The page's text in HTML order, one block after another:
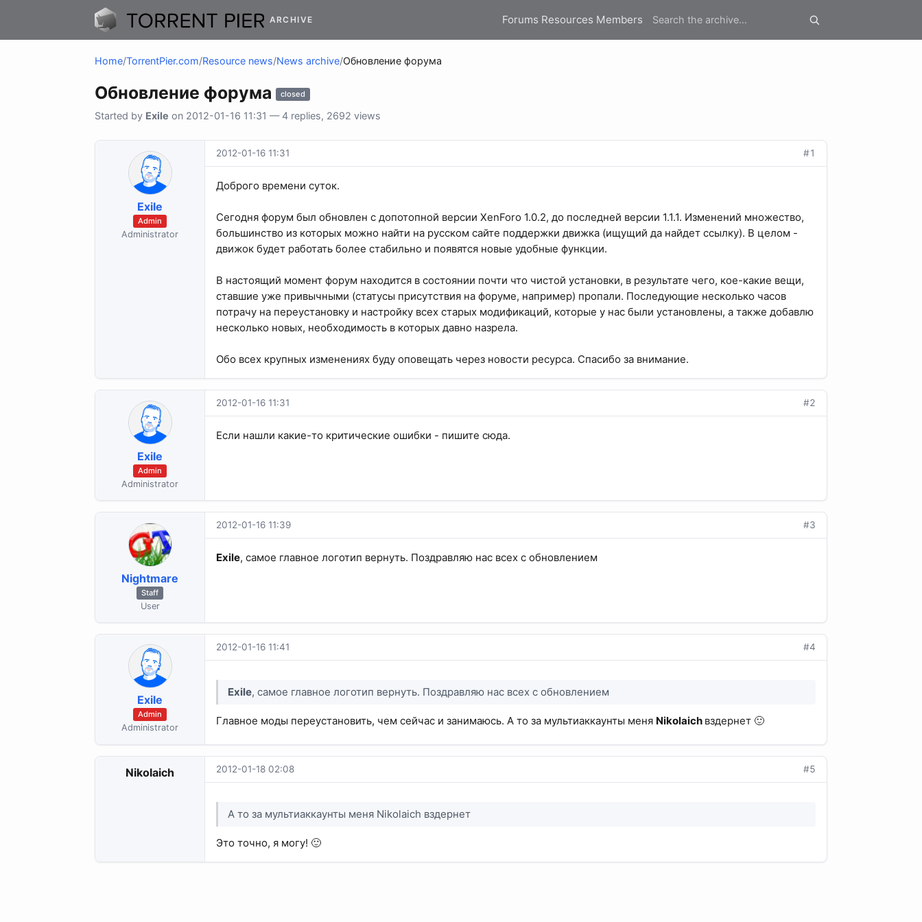
ARCHIVE Forums Resources Members
Home/TorrentPier.com/Resource news/News archive/Обновление форума
Обновление форума closed
Started by Exile on 2012-01-16 11:31 — 4 replies, 2692 views
Exile
Admin
Administrator
2012-01-16 11:31 #1
Доброго времени суток.
Сегодня форум был обновлен с допотопной версии XenForo 1.0.2, до последней версии 1.1.1. Изменений множество,
большинство из которых можно найти на русском сайте поддержки движка (ищущий да найдет ссылку). В целом -
движок будет работать более стабильно и появятся новые удобные функции.
В настоящий момент форум находится в состоянии почти что чистой установки, в результате чего, кое-какие вещи,
ставшие уже привычными (статусы присутствия на форуме, например) пропали. Последующие несколько часов
потрачу на переустановку и настройку всех старых модификаций, которые у нас были установлены, а также добавлю
несколько новых, необходимость в которых давно назрела.
Обо всех крупных изменениях буду оповещать через новости ресурса. Спасибо за внимание.
Exile
Admin
Administrator
2012-01-16 11:31 #2
Если нашли какие-то критические ошибки - пишите сюда.
Nightmare
Staff
User
2012-01-16 11:39 #3
Exile, самое главное логотип вернуть. Поздравляю нас всех с обновлением
Exile
Admin
Administrator
2012-01-16 11:41 #4
Exile, самое главное логотип вернуть. Поздравляю нас всех с обновлением
Главное моды переустановить, чем сейчас и занимаюсь. А то за мультиаккаунты меня Nikolaich вздернет 🙂
Nikolaich 2012-01-18 02:08 #5
А то за мультиаккаунты меня Nikolaich вздернет
Это точно, я могу! 🙂